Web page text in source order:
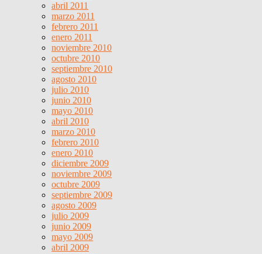
abril 2011
marzo 2011
febrero 2011
enero 2011
noviembre 2010
octubre 2010
septiembre 2010
agosto 2010
julio 2010
junio 2010
mayo 2010
abril 2010
marzo 2010
febrero 2010
enero 2010
diciembre 2009
noviembre 2009
octubre 2009
septiembre 2009
agosto 2009
julio 2009
junio 2009
mayo 2009
abril 2009